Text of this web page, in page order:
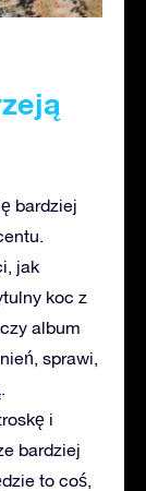
bardziej
jak
koc z
album
sprawi,
i
bardziej
to coś,